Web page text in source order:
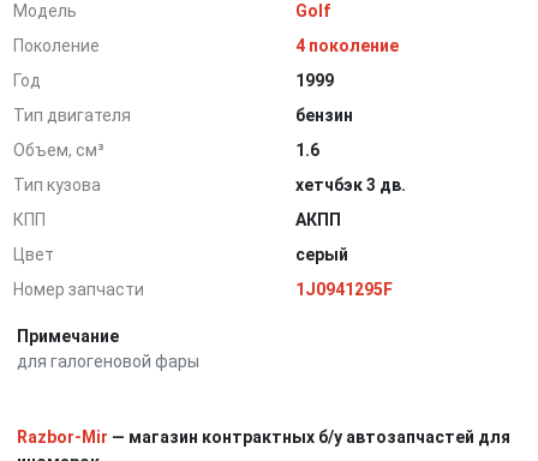
Модель
Golf
Поколение
4 поколение
Год
1999
Тип двигателя
бензин
Объем, см³
1.6
Тип кузова
хетчбэк 3 дв.
КПП
АКПП
Цвет
серый
Номер запчасти
1J0941295F
Примечание
для галогеновой фары
Razbor-Mir — магазин контрактных б/у автозапчастей для